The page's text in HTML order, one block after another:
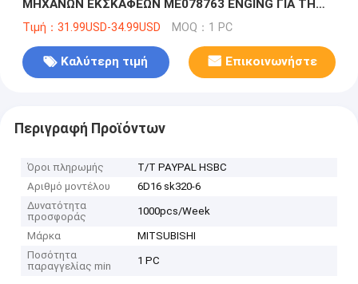
ΜΗΧΑΝΩΝ ΕΚΣΚΑΦΕΩΝ ME078763 ENGING ΓΙΑ ΤΗ
MITSUBISHI 6D16 SK320-6
Τιμή：31.99USD-34.99USD MOQ：1 PC
Καλύτερη τιμή Επικοινωνήστε
Περιγραφή Προϊόντων
Όροι πληρωμής
T/T PAYPAL HSBC
Αριθμό μοντέλου
6D16 sk320-6
Δυνατότητα
προσφοράς
1000pcs/Week
Μάρκα
MITSUBISHI
Ποσότητα
παραγγελίας min
1 PC